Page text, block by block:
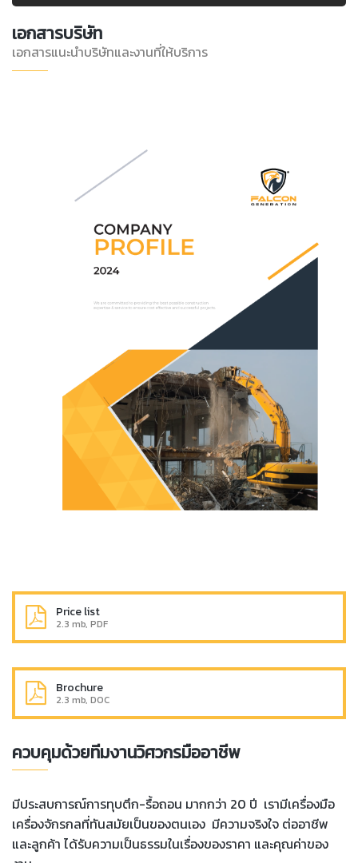
เอกสารบริษัท
เอกสารแนะนำบริษัทและงานที่ให้บริการ
Price list
2.3 mb, PDF
Brochure
2.3 mb, DOC
ควบคุมด้วยทีมงานวิศวกรมืออาชีพ
มีประสบการณ์การทุบตึก-รื้อถอน มากกว่า 20 ปี เรามีเครื่องมือ
เครื่องจักรกลที่ทันสมัยเป็นของตนเอง มีความจริงใจ ต่ออาชีพ
และลูกค้า ได้รับความเป็นธรรมในเรื่องของราคา และคุณค่าของ